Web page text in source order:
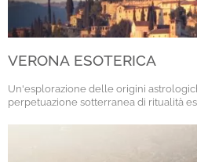
VERONA ESOTERICA
Un'esplorazione delle origini
perpetuazione sotterranea di ritualità